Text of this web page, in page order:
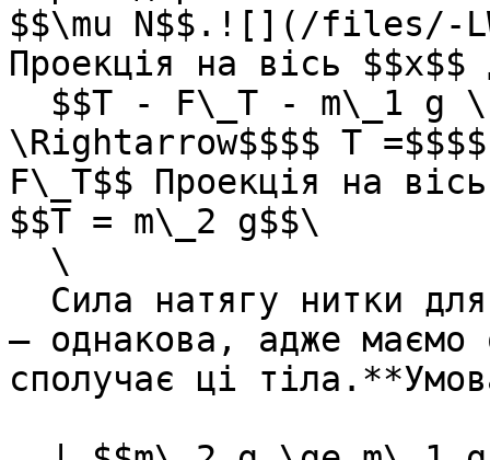
$$\mu N$$.![](/files/-
Проекцiя на вiсь $$x$$
\Rightarrow$$$$ T
F\_T$$ Проекцiя на
$$T = m\_2 g$$\
– однакова, адже маємо
сполучає цi